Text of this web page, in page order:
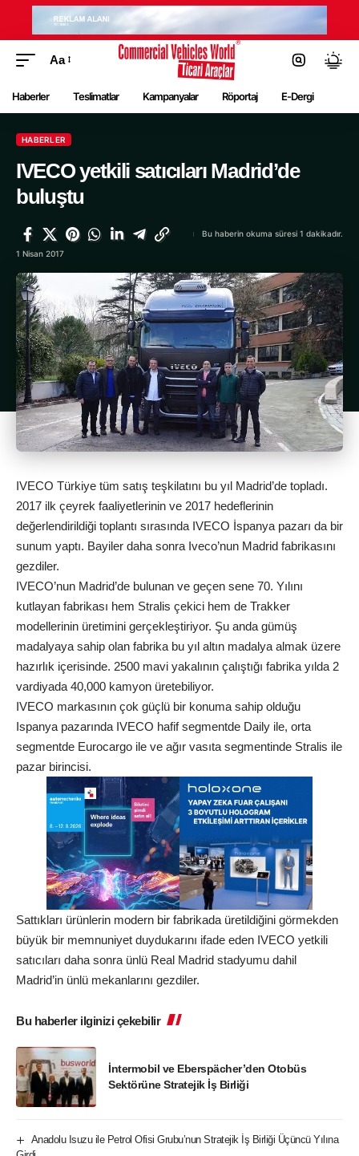
Aa
Haberler Teslimatlar Kampanyalar Röportaj E-Dergi
HABERLER
IVECO yetkili satıcıları Madrid’de
buluştu
1 Nisan 2017
Bu haberin okuma süresi 1 dakikadır.
IVECO Türkiye tüm satış teşkilatını bu yıl Madrid’de topladı.
2017 ilk çeyrek faaliyetlerinin ve 2017 hedeflerinin
değerlendirildiği toplantı sırasında IVECO İspanya pazarı da bir
sunum yaptı. Bayiler daha sonra Iveco’nun Madrid fabrikasını
gezdiler.
IVECO’nun Madrid’de bulunan ve geçen sene 70. Yılını
kutlayan fabrikası hem Stralis çekici hem de Trakker
modellerinin üretimini gerçekleştiriyor. Şu anda gümüş
madalyaya sahip olan fabrika bu yıl altın madalya almak üzere
hazırlık içerisinde. 2500 mavi yakalının çalıştığı fabrika yılda 2
vardiyada 40,000 kamyon üretebiliyor.
IVECO markasının çok güçlü bir konuma sahip olduğu
Ispanya pazarında IVECO hafif segmentde Daily ile, orta
segmentde Eurocargo ile ve ağır vasıta segmentinde Stralis ile
pazar birincisi.
Sattıkları ürünlerin modern bir fabrikada üretildiğini görmekden
büyük bir memnuniyet duydukarını ifade eden IVECO yetkili
satıcıları daha sonra ünlü Real Madrid stadyumu dahil
Madrid’in ünlü mekanlarını gezdiler.
Bu haberler ilginizi çekebilir
İntermobil ve Eberspächer’den Otobüs
Sektörüne Stratejik İş Birliği
Anadolu Isuzu ile Petrol Ofisi Grubu’nun Stratejik İş Birliği Üçüncü Yılına